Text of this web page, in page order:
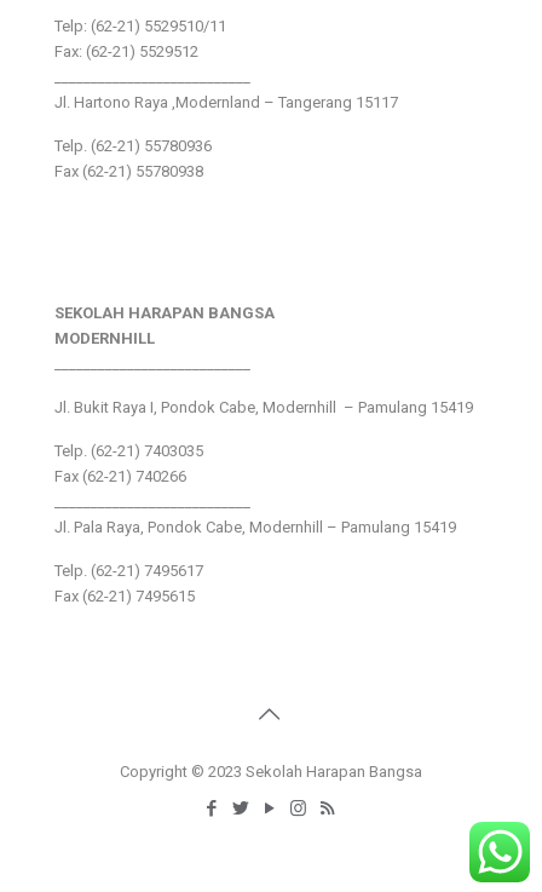
Telp: (62-21) 5529510/11
Fax: (62-21) 5529512
Jl. Hartono Raya ,Modernland – Tangerang 15117
Telp. (62-21) 55780936
Fax (62-21) 55780938
SEKOLAH HARAPAN BANGSA
MODERNHILL
Jl. Bukit Raya I, Pondok Cabe, Modernhill – Pamulang 15419
Telp. (62-21) 7403035
Fax (62-21) 740266
Jl. Pala Raya, Pondok Cabe, Modernhill – Pamulang 15419
Telp. (62-21) 7495617
Fax (62-21) 7495615
Copyright © 2023 Sekolah Harapan Bangsa